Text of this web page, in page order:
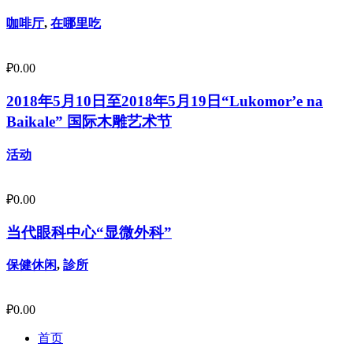
咖啡厅, 在哪里吃
₽0.00
2018年5月10日至2018年5月19日“Lukomor’e na
Baikale” 国际木雕艺术节
活动
₽0.00
当代眼科中心“显微外科”
保健休闲, 診所
₽0.00
首页